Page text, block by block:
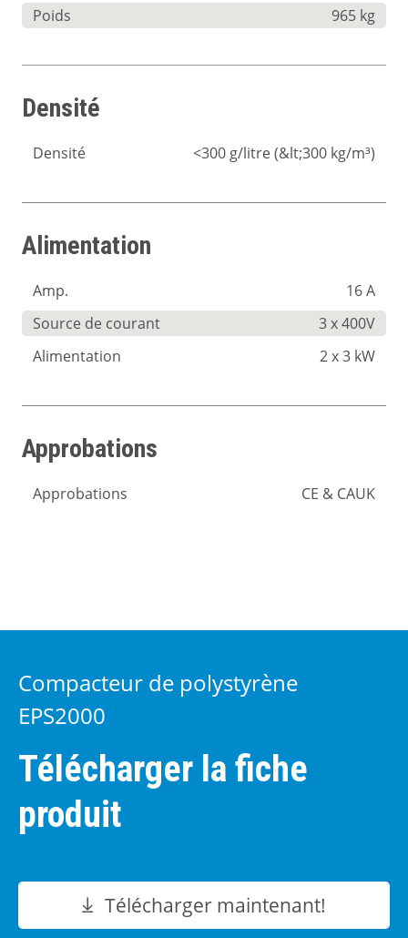
Poids
965 kg
Densité
Densité <300 g/litre (&lt;300 kg/m³)
Alimentation
Amp.
16 A
Source de courant
3 x 400V
Alimentation
2 x 3 kW
Approbations
Approbations CE & CAUK
Compacteur de polystyrène
EPS2000
Télécharger la fiche
produit
Télécharger maintenant!